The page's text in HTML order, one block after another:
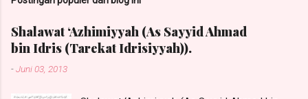
Shalawat ‘Azhimiyyah (As Sayyid Ahmad
bin Idris (Tarekat Idrisiyyah)).
-Juni 03, 2013